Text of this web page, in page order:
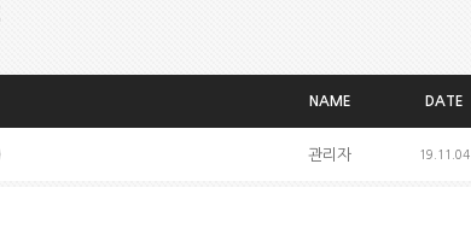
NAME DATE
관리자 19.11.04